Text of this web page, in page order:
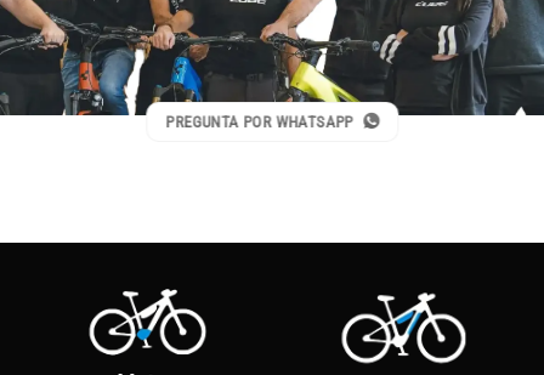
PREGUNTA POR WHATSAPP